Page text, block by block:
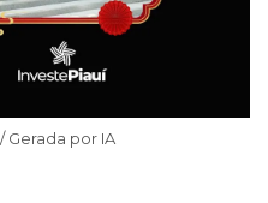
Gerada por IA